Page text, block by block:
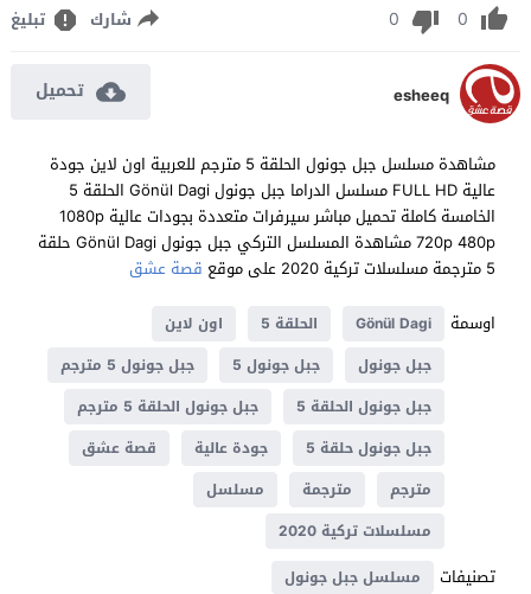
0
0 شارك تبليغ
esheeq تحميل
مشاهدة مسلسل جبل جونول الحلقة 5 مترجم للعربية اون لاين جودة
عالية FULL HD مسلسل الدراما جبل جونول Gönül Dagi الحلقة 5
الخامسة كاملة تحميل مباشر سيرفرات متعددة بجودات عالية 1080p
720p 480p مشاهدة المسلسل التركي جبل جونول Gönül Dagi حلقة
5 مترجمة مسلسلات تركية 2020 على موقع
قصة عشق
اوسمة
Gönül Dagi الحلقة 5
اون لاين
جبل جونول
جبل جونول 5
جبل جونول 5 مترجم
جبل جونول الحلقة 5
جبل جونول الحلقة 5 مترجم
جبل جونول حلقة 5
جودة عالية
قصة عشق
مترجم
مترجمة
مسلسل
مسلسلات تركية 2020
تصنيفات مسلسل جبل جونول